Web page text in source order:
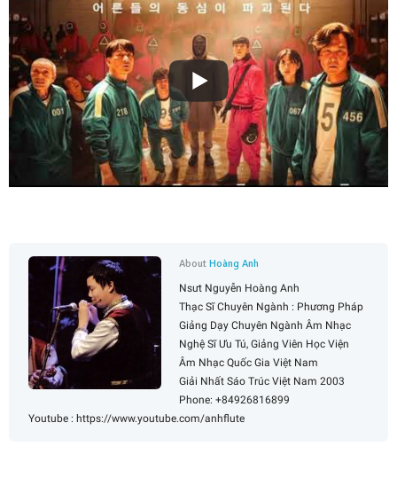
AboutHoàng Anh
Nsưt Nguyễn Hoàng Anh
Thạc Sĩ Chuyên Ngành : Phương Pháp
Giảng Dạy Chuyên Ngành Âm Nhạc
Nghệ Sĩ Ưu Tú, Giảng Viên Học Viện
Âm Nhạc Quốc Gia Việt Nam
Giải Nhất Sáo Trúc Việt Nam 2003
Phone: +84926816899
Youtube : https://www.youtube.com/anhflute